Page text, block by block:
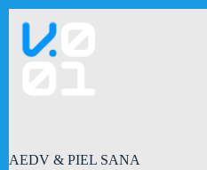
contenido
AEDV & PIEL SANA